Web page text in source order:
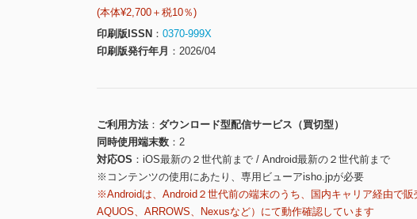
(本体¥2,700＋税10％)
印刷版ISSN
0370-999X
印刷版発行年月
2026/04
ご利用方法
ダウンロード型配信サービス（買切型）
同時使用端末数
2
対応OS
iOS最新の２世代前まで / Android最新の２世代前まで
※コンテンツの使用にあたり、専用ビューアisho.jpが必要
※Androidは、Android２世代前の端末のうち、国内キャリア経由で販
AQUOS、ARROWS、Nexusなど）にて動作確認しています